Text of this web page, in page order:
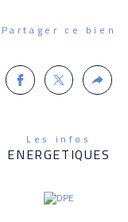
Partager ce bien
Les infos
ENERGETIQUES